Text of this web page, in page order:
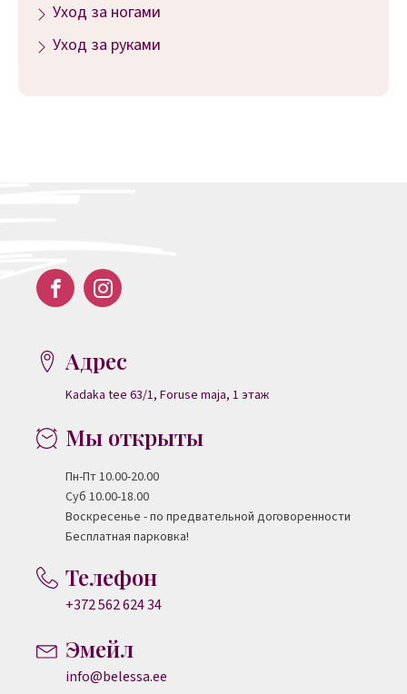
Уход за ногами
Уход за руками
Адрес
Kadaka tee 63/1, Foruse maja, 1 этаж
Мы открыты
Пн-Пт 10.00-20.00
Суб 10.00-18.00
Воскресенье - по предвательной договоренности
Бесплатная парковка!
Телефон
+372 562 624 34
Эмейл
info@belessa.ee